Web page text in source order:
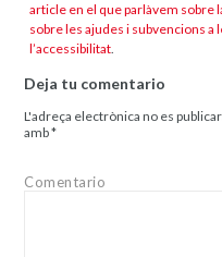
article en el que parlàvem sobre
sobre les ajudes i subvencions
l’accessibilitat.
Deja tu comentario
L'adreça electrònica no es
amb*
Comentario